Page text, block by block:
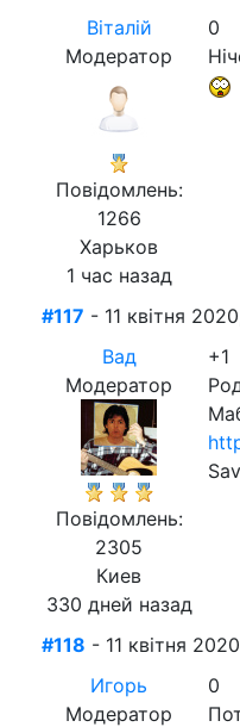
Віталій
Модератор
Повідомлень:
1266
Харьков
1 час назад
0
#117 - 11 квітня
Вад
Модератор
Повідомлень:
2305
Киев
330 дней назад
+1
#118 - 11 квітня
Игорь
Модератор
0